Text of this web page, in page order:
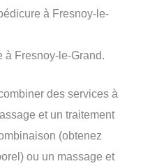
à Fresnoy-le-
à Fresnoy-le-Grand.
des services à
et un traitement
(obtenez
ou un massage et